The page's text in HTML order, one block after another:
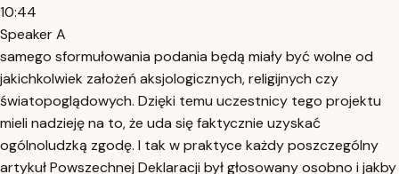
10:44
Speaker A
samego sformułowania podania będą miały być wolne od
jakichkolwiek założeń aksjologicznych, religijnych czy
światopoglądowych. Dzięki temu uczestnicy tego projektu
mieli nadzieję na to, że uda się faktycznie uzyskać
ogólnoludzką zgodę. I tak w praktyce każdy poszczególny
artykuł Powszechnej Deklaracji był głosowany osobno i jakby